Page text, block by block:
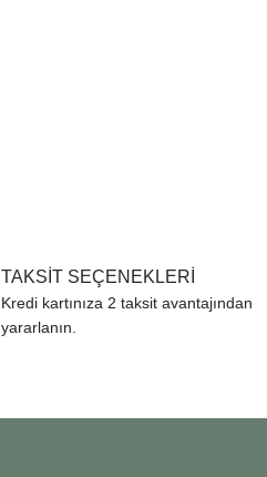
TAKSİT SEÇENEKLERİ
Kredi kartınıza 2 taksit avantajından
yararlanın.